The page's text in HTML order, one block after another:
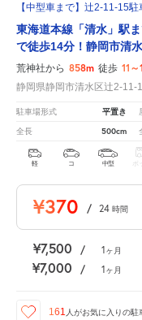
【中型車まで】辻2-11-15駐
東海道本線「清水」駅
で徒歩14分！静岡市清
荒神社から 858m 徒歩 11
静岡県静岡市清水区辻2-11-
駐車場形式 平置き
全長 500cm
軽 コ 中型 ボ
¥370 / 24 時間
¥7,500 / 1ヶ月
¥7,000 / 1ヶ月
161 人がお気に入りの駐